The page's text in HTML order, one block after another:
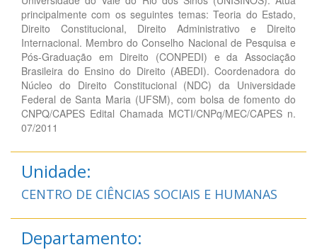
principalmente com os seguintes temas: Teoria do Estado,
Direito Constitucional, Direito Administrativo e Direito
Internacional. Membro do Conselho Nacional de Pesquisa e
Pós-Graduação em Direito (CONPEDI) e da Associação
Brasileira do Ensino do Direito (ABEDI). Coordenadora do
Núcleo do Direito Constitucional (NDC) da Universidade
Federal de Santa Maria (UFSM), com bolsa de fomento do
CNPQ/CAPES Edital Chamada MCTI/CNPq/MEC/CAPES n.
07/2011
Unidade:
CENTRO DE CIÊNCIAS SOCIAIS E HUMANAS
Departamento: